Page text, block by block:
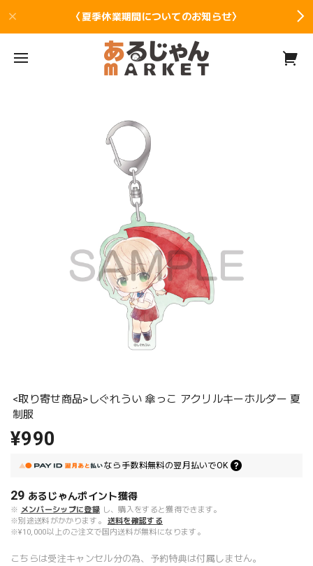
〈夏季休業期間についてのお知らせ〉
<取り寄せ商品>しぐれうい 傘っこ アクリルキーホルダー 夏
制服
¥990
なら 手数料無料の翌月払いでOK
29 あるじゃんポイント獲得
※ メンバーシップに登録 し、購入をすると獲得できます。
※別途送料がかかります。
送料を確認する
※¥10,000以上のご注文で国内送料が無料になります。
こちらは受注キャンセル分の為、予約特典は付属しません。